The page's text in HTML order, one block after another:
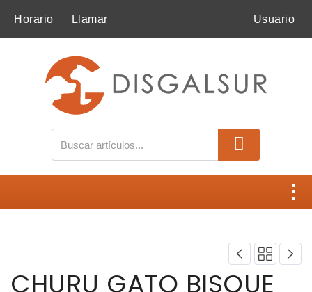
Horario Llamar Usuario
MI COMPRA
ALIMENTACIÓN
HIGIENE
NOVEDADES
CHURU GATO BISQUE